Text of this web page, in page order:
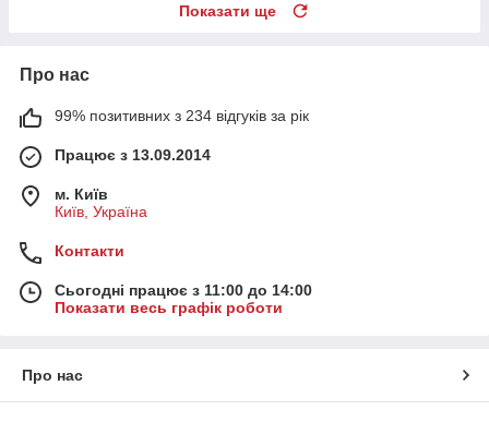
Показати ще
Про нас
99% позитивних з 234 відгуків за рік
Працює з 13.09.2014
м. Київ
Київ, Україна
Контакти
Сьогодні працює з 11:00 до 14:00
Показати весь графік роботи
Про нас